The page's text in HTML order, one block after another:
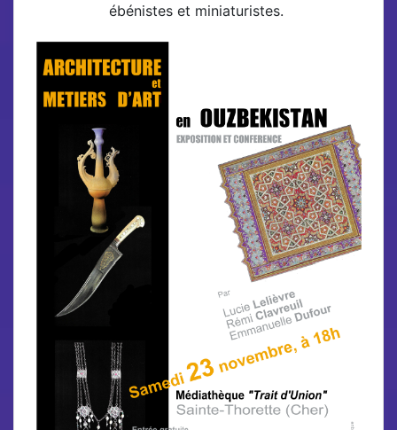
ébénistes et miniaturistes.